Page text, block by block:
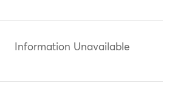
Information Unavailable